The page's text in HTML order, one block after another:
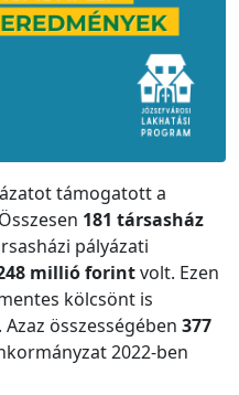
támogatott a
181 társasház
pályázati
millió forintvolt. Ezen
kölcsönt is
összességében 377
2022-ben